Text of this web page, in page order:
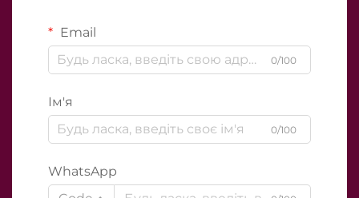
Email
0/100
Ім'я
0/100
WhatsApp